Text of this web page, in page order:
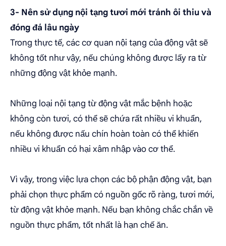
3- Nên sử dụng nội tạng tươi mới tránh ôi thiu và
đóng đá lâu ngày
Trong thực tế, các cơ quan nội tạng của động vật sẽ
không tốt như vậy, nếu chúng không được lấy ra từ
những động vật khỏe mạnh.
Những loại nội tạng từ động vật mắc bệnh hoặc
không còn tươi, có thể sẽ chứa rất nhiều vi khuẩn,
nếu không được nấu chín hoàn toàn có thể khiến
nhiều vi khuẩn có hại xâm nhập vào cơ thể.
Vì vậy, trong việc lựa chọn các bộ phận động vật, bạn
phải chọn thực phẩm có nguồn gốc rõ ràng, tươi mới,
từ động vật khỏe mạnh. Nếu bạn không chắc chắn về
nguồn thực phẩm, tốt nhất là hạn chế ăn.